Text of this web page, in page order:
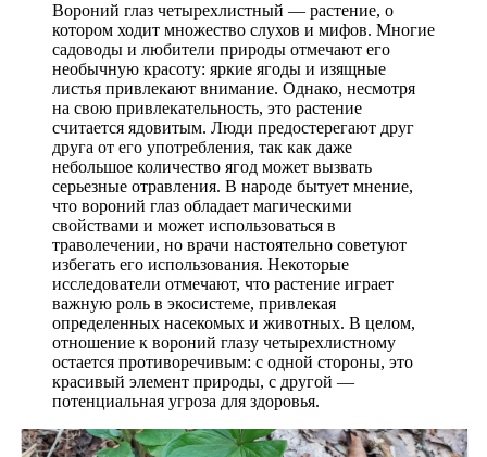
Вороний глаз четырехлистный — растение, о
котором ходит множество слухов и мифов. Многие
садоводы и любители природы отмечают его
необычную красоту: яркие ягоды и изящные
листья привлекают внимание. Однако, несмотря
на свою привлекательность, это растение
считается ядовитым. Люди предостерегают друг
друга от его употребления, так как даже
небольшое количество ягод может вызвать
серьезные отравления. В народе бытует мнение,
что вороний глаз обладает магическими
свойствами и может использоваться в
траволечении, но врачи настоятельно советуют
избегать его использования. Некоторые
исследователи отмечают, что растение играет
важную роль в экосистеме, привлекая
определенных насекомых и животных. В целом,
отношение к вороний глазу четырехлистному
остается противоречивым: с одной стороны, это
красивый элемент природы, с другой —
потенциальная угроза для здоровья.